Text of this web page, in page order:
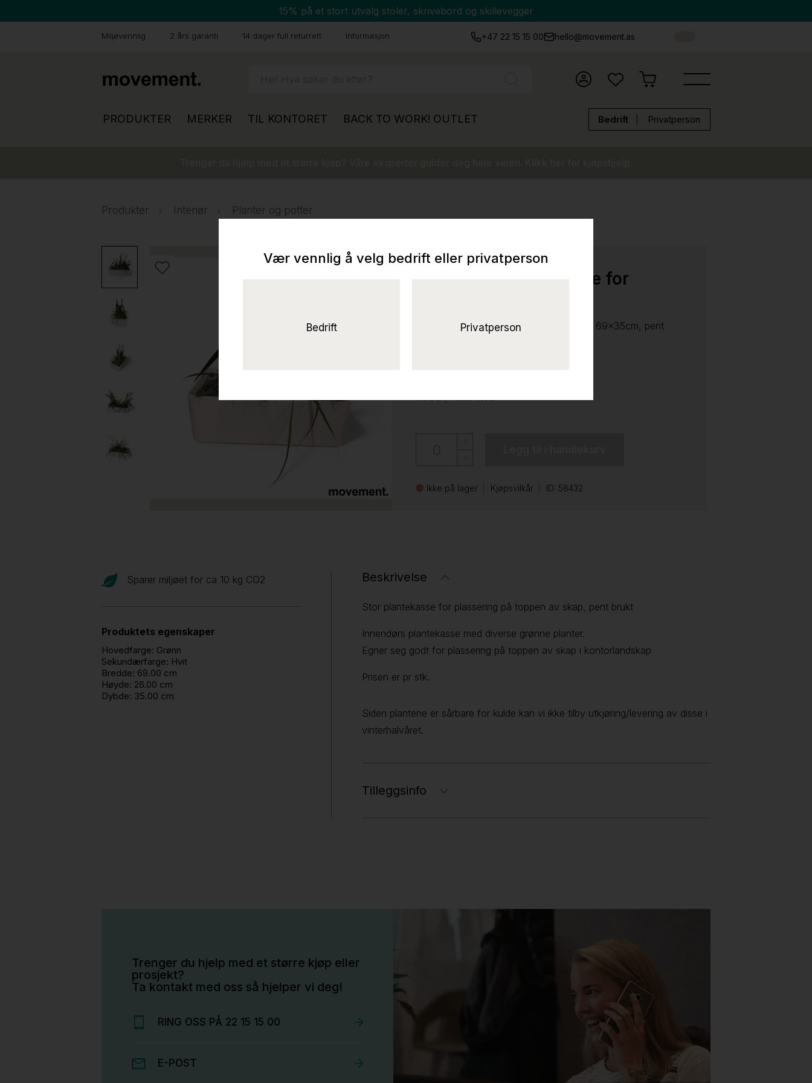
15% på et stort utvalg stoler, skrivebord og skillevegger
Miljøvennlig 2 års garanti 14 dager full returrett Informasjon +47 22 15 15 00 hello@movement.as
PRODUKTER MERKER TIL KONTORET BACK TO WORK! OUTLET Bedrift Privatperson
Produkter Interiør Planter og potter
Solgt!Stor plantekasse for
toppen av skap med ass grønne planter, 69x35cm, pent
1.563 ,-inkl mva
Ikke på lager Kjøpsvilkår ID: 58432
Sparer miljøet for ca 10 kg CO2
Produktets egenskaper
Hovedfarge: Grønn
Sekundærfarge: Hvit
Bredde: 69.00 cm
Høyde: 26.00 cm
Dybde: 35.00 cm
Beskrivelse
Stor plantekasse for plassering på toppen av skap, pent brukt
Innendørs plantekasse med diverse grønne planter.
Egner seg godt for plassering på toppen av skap i kontorlandskap
Prisen er pr stk.
Siden plantene er sårbare for kulde kan vi ikke tilby utkjøring/levering av disse i
vinterhalvåret.
Tilleggsinfo
Trenger du hjelp med et større kjøp eller
prosjekt?
Ta kontakt med oss så hjelper vi deg!
RING OSS PÅ 22 15 15 00
E-POST
Vær vennlig å velg bedrift eller privatperson
Bedrift Privatperson